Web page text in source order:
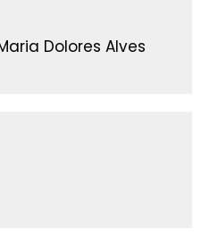
Dolores Alves